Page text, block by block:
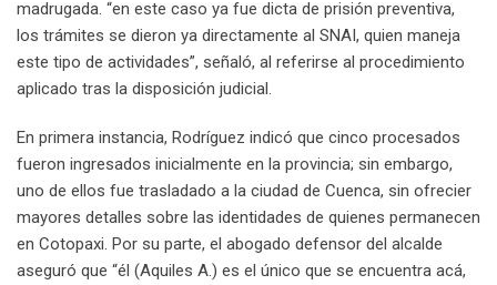
madrugada. “en este caso ya fue dicta de prisión preventiva,
los trámites se dieron ya directamente al SNAI, quien maneja
este tipo de actividades”, señaló, al referirse al procedimiento
aplicado tras la disposición judicial.
En primera instancia, Rodríguez indicó que cinco procesados
fueron ingresados inicialmente en la provincia; sin embargo,
uno de ellos fue trasladado a la ciudad de Cuenca, sin ofrecier
mayores detalles sobre las identidades de quienes permanecen
en Cotopaxi. Por su parte, el abogado defensor del alcalde
aseguró que “él (Aquiles A.) es el único que se encuentra acá,